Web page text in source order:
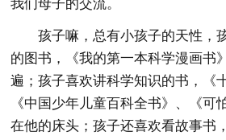
我们母子的交流。
孩子嘛，总有小孩子的天性，
的图书，《我的第一本科学漫画书
遍；孩子喜欢讲科学知识的书，《
《中国少年儿童百科全书》、《可
在他的床头；孩子还喜欢看故事书